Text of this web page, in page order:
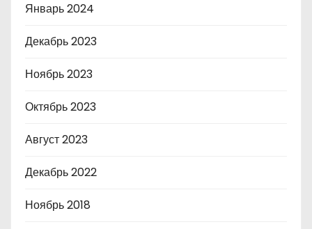
Январь 2024
Декабрь 2023
Ноябрь 2023
Октябрь 2023
Август 2023
Декабрь 2022
Ноябрь 2018